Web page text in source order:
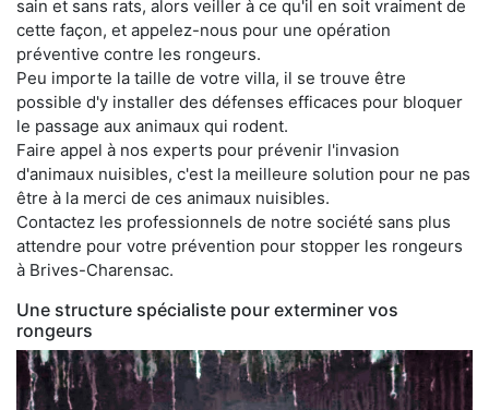
sain et sans rats, alors veiller à ce qu'il en soit vraiment de
cette façon, et appelez-nous pour une opération
préventive contre les rongeurs.
Peu importe la taille de votre villa, il se trouve être
possible d'y installer des défenses efficaces pour bloquer
le passage aux animaux qui rodent.
Faire appel à nos experts pour prévenir l'invasion
d'animaux nuisibles, c'est la meilleure solution pour ne pas
être à la merci de ces animaux nuisibles.
Contactez les professionnels de notre société sans plus
attendre pour votre prévention pour stopper les rongeurs
à Brives-Charensac.
Une structure spécialiste pour exterminer vos
rongeurs